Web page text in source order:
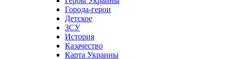
Города-герои
Детское
ЗСУ
История
Казачество
Карта Украины